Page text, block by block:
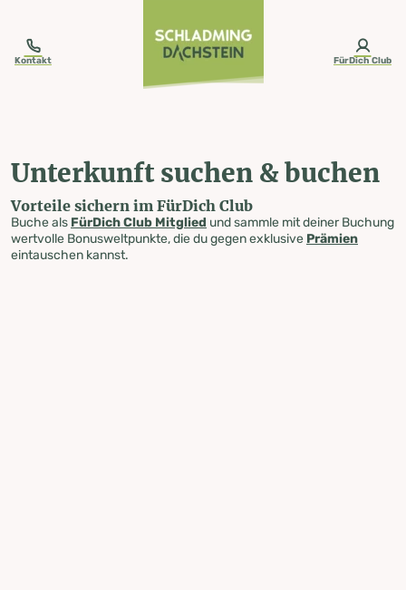
Kontakt FürDich Club
Unterkunft suchen & buchen
Vorteile sichern im FürDich Club
Buche als FürDich Club Mitglied und sammle mit deiner Buchung
wertvolle Bonusweltpunkte, die du gegen exklusive Prämien
eintauschen kannst.